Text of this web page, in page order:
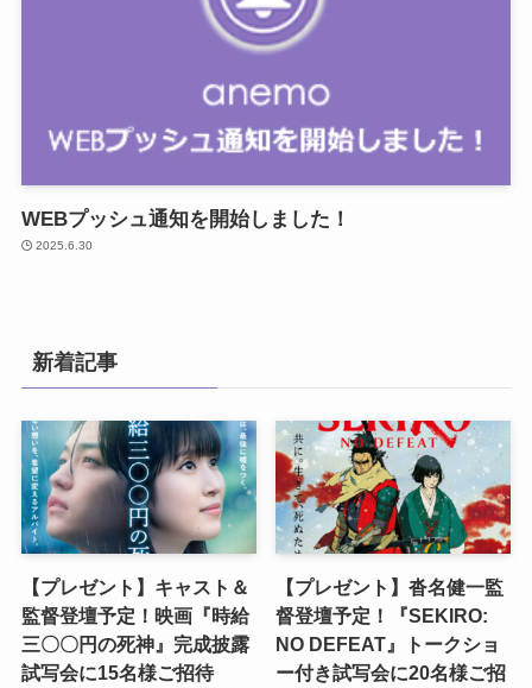
WEBプッシュ通知を開始しました！
2025.6.30
新着記事
【プレゼント】キャスト＆
監督登壇予定！映画『時給
三〇〇円の死神』完成披露
試写会に15名様ご招待
【プレゼント】沓名健一監
督登壇予定！『SEKIRO:
NO DEFEAT』トークショ
ー付き試写会に20名様ご招